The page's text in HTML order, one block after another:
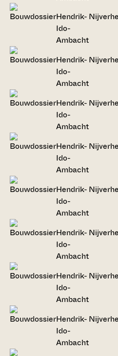
Hendrik-
Ido-
Ambacht
Hendrik-
Ido-
Ambacht
Hendrik-
Ido-
Ambacht
Hendrik-
Ido-
Ambacht
Hendrik-
Ido-
Ambacht
Hendrik-
Ido-
Ambacht
Hendrik-
Ido-
Ambacht
Hendrik-
Ido-
Ambacht